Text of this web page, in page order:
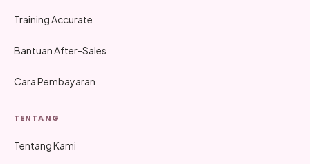
Training Accurate
Bantuan After-Sales
Cara Pembayaran
TENTANG
Tentang Kami